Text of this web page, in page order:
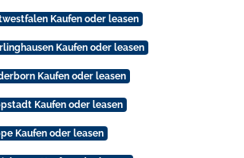
Kaufen oder leasen
Kaufen oder leasen
Kaufen oder leasen
Kaufen oder leasen
Kaufen oder leasen